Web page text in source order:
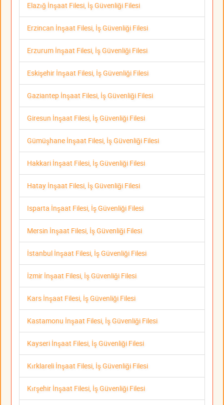
Elazığ İnşaat Filesi, İş Güvenliği Filesi
Erzincan İnşaat Filesi, İş Güvenliği Filesi
Erzurum İnşaat Filesi, İş Güvenliği Filesi
Eskişehir İnşaat Filesi, İş Güvenliği Filesi
Gaziantep İnşaat Filesi, İş Güvenliği Filesi
Giresun İnşaat Filesi, İş Güvenliği Filesi
Gümüşhane İnşaat Filesi, İş Güvenliği Filesi
Hakkari İnşaat Filesi, İş Güvenliği Filesi
Hatay İnşaat Filesi, İş Güvenliği Filesi
Isparta İnşaat Filesi, İş Güvenliği Filesi
Mersin İnşaat Filesi, İş Güvenliği Filesi
İstanbul İnşaat Filesi, İş Güvenliği Filesi
İzmir İnşaat Filesi, İş Güvenliği Filesi
Kars İnşaat Filesi, İş Güvenliği Filesi
Kastamonu İnşaat Filesi, İş Güvenliği Filesi
Kayseri İnşaat Filesi, İş Güvenliği Filesi
Kırklareli İnşaat Filesi, İş Güvenliği Filesi
Kırşehir İnşaat Filesi, İş Güvenliği Filesi